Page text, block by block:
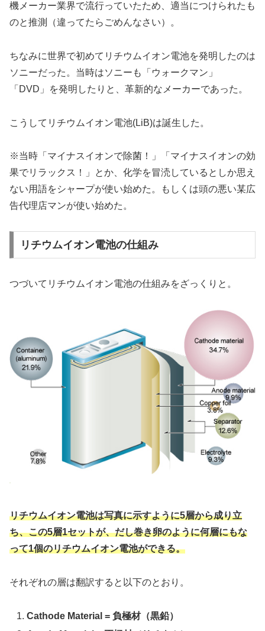
機メーカー業界で流行っていたため、適当につけられたも
のと推測（違ってたらごめんなさい）。
ちなみに世界で初めてリチウムイオン電池を発明したのは
ソニーだった。当時はソニーも「ウォークマン」
「DVD」を発明したりと、革新的なメーカーであった。
こうしてリチウムイオン電池(LiB)は誕生した。
※当時「マイナスイオンで除菌！」「マイナスイオンの効
果でリラックス！」とか、化学を冒涜しているとしか思え
ない用語をシャープが使い始めた。もしくは頭の悪い某広
告代理店マンが使い始めた。
リチウムイオン電池の仕組み
つづいてリチウムイオン電池の仕組みをざっくりと。
リチウムイオン電池は写真に示すように5層から成り立
ち、この5層1セットが、だし巻き卵のように何層にもな
って1個のリチウムイオン電池ができる。
それぞれの層は翻訳すると以下のとおり。
Cathode Material = 負極材（黒鉛）